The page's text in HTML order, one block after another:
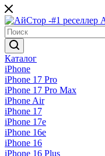
Каталог
iPhone
iPhone 17 Pro
iPhone 17 Pro Max
iPhone Air
iPhone 17
iPhone 17e
iPhone 16e
iPhone 16
iPhone 16 Plus